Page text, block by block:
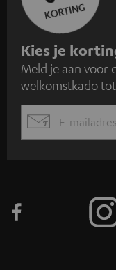
KORTING
A
a
n
m
e
n
Kies je
Meld je aan voor
welkomstkado
EMAIL